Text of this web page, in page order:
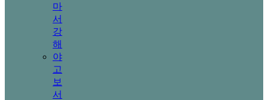
마
서
강
해
야
고
보
서